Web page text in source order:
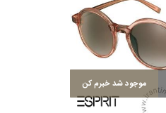
موجود شد خبرم کن